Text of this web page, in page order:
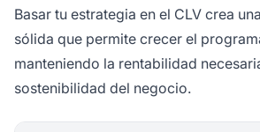
Basar tu estrategia en el CLV crea
sólida que permite crecer el
manteniendo la rentabilidad
sostenibilidad del negocio.